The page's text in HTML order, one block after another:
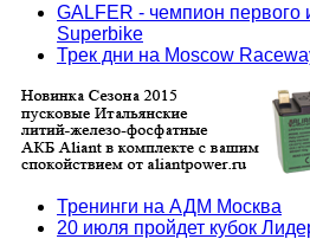
GALFER - чемпион первого
Superbike
Трек дни на Moscow
Тренинги на АДМ Москва
20 июля пройдет кубок